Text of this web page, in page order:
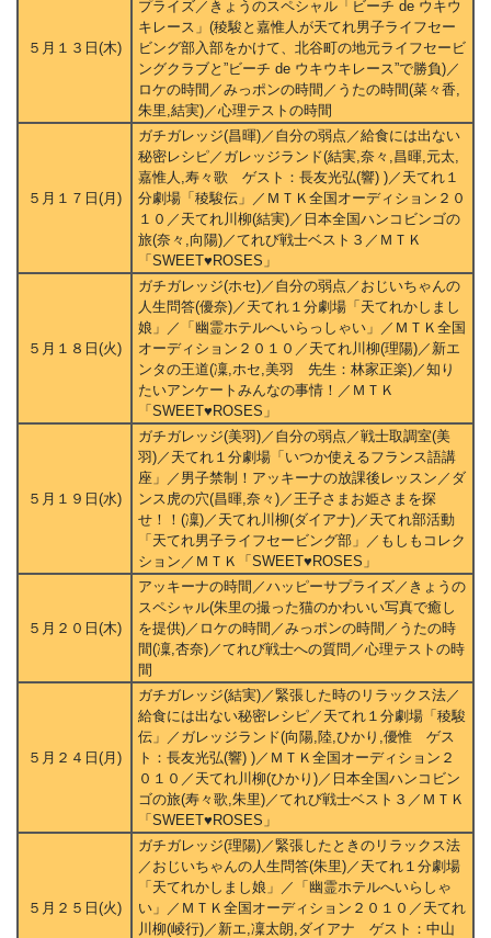
５月１３日(木)
プライズ／きょうのスペシャル「ビーチ de ウキウ
キレース」(稜駿と嘉惟人が天てれ男子ライフセー
ビング部入部をかけて、北谷町の地元ライフセービ
ングクラブと”ビーチ de ウキウキレース”で勝負)／
ロケの時間／みっポンの時間／うたの時間(菜々香,
朱里,結実)／心理テストの時間
５月１７日(月)
ガチガレッジ(昌暉)／自分の弱点／給食には出ない
秘密レシピ／ガレッジランド(結実,奈々,昌暉,元太,
嘉惟人,寿々歌 ゲスト：長友光弘(響) )／天てれ１
分劇場「稜駿伝」／ＭＴＫ全国オーディション２０
１０／天てれ川柳(結実)／日本全国ハンコビンゴの
旅(奈々,向陽)／てれび戦士ベスト３／ＭＴＫ
「SWEET♥ROSES」
５月１８日(火)
ガチガレッジ(ホセ)／自分の弱点／おじいちゃんの
人生問答(優奈)／天てれ１分劇場「天てれかしまし
娘」／「幽霊ホテルへいらっしゃい」／ＭＴＫ全国
オーディション２０１０／天てれ川柳(理陽)／新エ
ンタの王道(凜,ホセ,美羽 先生：林家正楽)／知り
たいアンケートみんなの事情！／ＭＴＫ
「SWEET♥ROSES」
５月１９日(水)
ガチガレッジ(美羽)／自分の弱点／戦士取調室(美
羽)／天てれ１分劇場「いつか使えるフランス語講
座」／男子禁制！アッキーナの放課後レッスン／ダ
ンス虎の穴(昌暉,奈々)／王子さまお姫さまを探
せ！！(凜)／天てれ川柳(ダイアナ)／天てれ部活動
「天てれ男子ライフセービング部」／もしもコレク
ション／ＭＴＫ「SWEET♥ROSES」
５月２０日(木)
アッキーナの時間／ハッピーサプライズ／きょうの
スペシャル(朱里の撮った猫のかわいい写真で癒し
を提供)／ロケの時間／みっポンの時間／うたの時
間(凜,杏奈)／てれび戦士への質問／心理テストの時
間
５月２４日(月)
ガチガレッジ(結実)／緊張した時のリラックス法／
給食には出ない秘密レシピ／天てれ１分劇場「稜駿
伝」／ガレッジランド(向陽,陸,ひかり,優惟 ゲス
ト：長友光弘(響) )／ＭＴＫ全国オーディション２
０１０／天てれ川柳(ひかり)／日本全国ハンコビン
ゴの旅(寿々歌,朱里)／てれび戦士ベスト３／ＭＴＫ
「SWEET♥ROSES」
５月２５日(火)
ガチガレッジ(理陽)／緊張したときのリラックス法
／おじいちゃんの人生問答(朱里)／天てれ１分劇場
「天てれかしまし娘」／「幽霊ホテルへいらしゃ
い」／ＭＴＫ全国オーディション２０１０／天てれ
川柳(崚行)／新エ,凜太朗,ダイアナ ゲスト：中山